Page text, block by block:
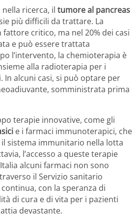
ricerca, il tumore al pancreas
più difficili da trattare. La
critico, ma nel 20% dei casi
e può essere trattata
l’intervento, la chemioterapia è
alla radioterapia per i
alcuni casi, si può optare per
somministrata prima
terapie innovative, come gli
e i farmaci immunoterapici, che
sistema immunitario nella lotta
l’accesso a queste terapie
alcuni farmaci non sono
il Servizio sanitario
con la speranza di
di cura e di vita per i pazienti
devastante.